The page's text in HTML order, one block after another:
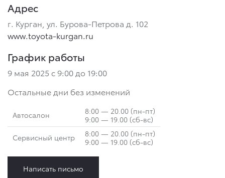
Адрес
г. Курган, ул. Бурова-Петрова д. 102
www.toyota-kurgan.ru
График работы
9 мая 2025 с 9:00 до 19:00
Остальные дни без изменений
Автосалон
8:00 — 20.00 (пн-пт)
9:00 — 19.00 (сб-вс)
Сервисный центр
8:00 — 20.00 (пн-пт)
9:00 — 19.00 (сб-вс)
Написать письмо